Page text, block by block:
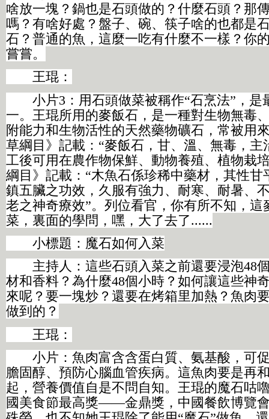
啥放一塊？鍋也是石頭做的？什麼石頭？那
嗎？有啥好處？盤子、碗、筷子啥的也都是
石？普通的魚，這麼一吃有什麼不一樣？你
嘗嘗。
王琨：
小片3：用石頭做菜被稱作“石烹法”，是
一。王琨所用的麥飯石，是一種對生物無毒
附能力和生物活性的天然藥物礦石，常被用
草綱目》記載：“麥飯石，甘、溫、無毒，主
工後可用在農作物保鮮、動物養殖、植物栽
綱目》記載：“木魚石係珍稀中藥材，其性甘
鎮五臟之功效，久服有強力、耐寒、耐暑、
老之神奇療效”。列位看官，你有所不知，這
菜，裏面的學問，嘿，大了去了......
小標題：魔石如何入菜
主持人：這些石頭入菜之前還要浸泡48個
材和香料？為什麼48個小時？如何讓這些神
來呢？要一塊炒？還要在烤箱里加熱？魚肉
做到的？
王琨：
小片：魚肉富含含蛋白質、氨基酸，可
膽固醇、預防心腦血管疾病。這魚肉要是再
起，營養價值自是不問自知。王琨的魔石咕
國美食節最高獎——金鼎獎，中國餐飲博覽